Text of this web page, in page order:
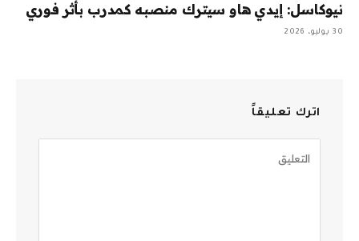
نيوكاسل: إيدي هاو سيترك منصبه كمدرب بأثر فوري
30 يوليو، 2026
اترك تعليقاً